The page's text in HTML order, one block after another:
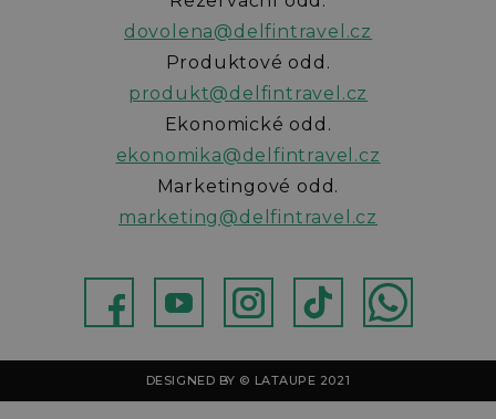
dovolena@delfintravel.cz
Produktové odd.
produkt@delfintravel.cz
Ekonomické odd.
ekonomika@delfintravel.cz
Marketingové odd.
marketing@delfintravel.cz
InstagramTikTokWhatsApp
DESIGNED BY © LATAUPE 2021